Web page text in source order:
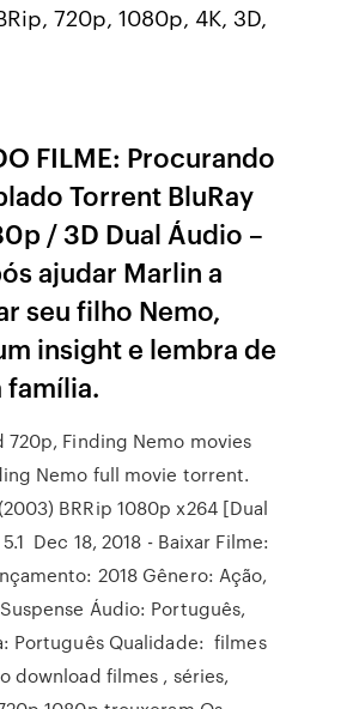
720p, 1080p, 4K, 3D,
FILME: Procurando
Torrent BluRay
/ 3D Dual Áudio –
ajudar Marlin a
seu filho Nemo,
insight e lembra de
família.
720p, Finding Nemo movies
Nemo full movie torrent.
BRRip 1080p x264 [Dual
Dec 18, 2018 - Baixar Filme:
2018 Gênero: Ação,
Áudio: Português,
Português Qualidade: filmes
download filmes , séries,